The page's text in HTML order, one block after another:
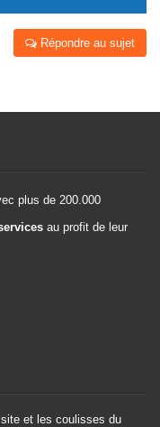
Répondre au sujet
plus de 200.000
au profit de leur
et les coulisses du